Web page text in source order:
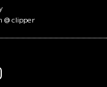
@ clipper